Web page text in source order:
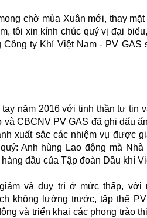
chờ mùa Xuân mới, thay mặt
tôi xin kính chúc quý vị đại
Công ty Khí Việt Nam - PV GAS
năm 2016 với tinh thần tự tin
và CBCNV PV GAS đã ghi dấu
xuất sắc các nhiệm vụ được
Anh hùng Lao động mà
đầu của Tập đoàn Dầu khí
và duy trì ở mức thấp, với
không lường trước, tập thể
và triển khai các phong trào